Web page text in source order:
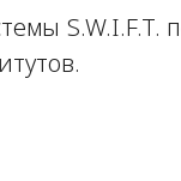
S.W.I.F.T.